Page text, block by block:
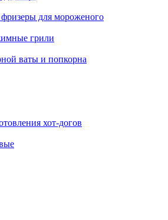
для мороженого
грили
ваты и попкорна
хот-догов